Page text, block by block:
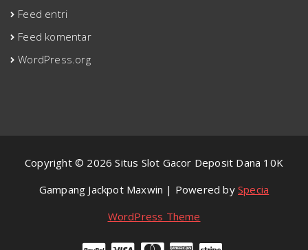
Feed entri
Feed komentar
WordPress.org
Copyright © 2026 Situs Slot Gacor Deposit Dana 10K
Gampang Jackpot Maxwin | Powered by Specia
WordPress Theme